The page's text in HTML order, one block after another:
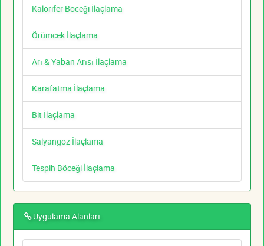
Kalorifer Böceği İlaçlama
Örümcek İlaçlama
Arı & Yaban Arısı İlaçlama
Karafatma İlaçlama
Bit İlaçlama
Salyangoz İlaçlama
Tespih Böceği İlaçlama
Uygulama Alanları